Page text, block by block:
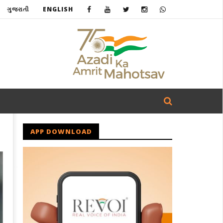
ગુજરાતી ENGLISH
APP DOWNLOAD